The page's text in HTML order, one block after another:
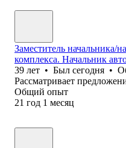
Заместитель начальника/
комплекса. Начальник
39 лет • Был сегодня •
Рассматривает
Общий опыт
21 год 1 месяц